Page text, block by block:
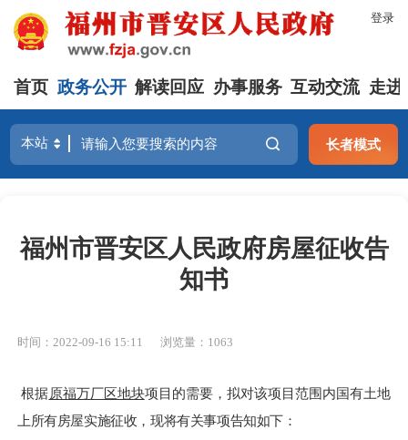
登录
首页 政务公开 解读回应 办事服务 互动交流 走进
长者模式
福州市晋安区人民政府房屋征收告
知书
时间：2022-09-16 15:11 浏览量：1063
根据原福万厂区地块项目 的需要，拟对该项目范围内国有土地
上所有房屋实施征收，现将有关事项告知如下：